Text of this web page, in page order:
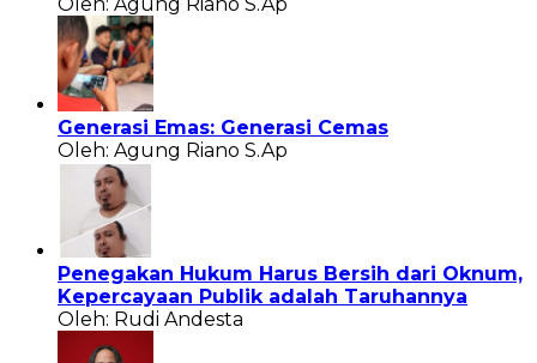
Generasi Emas: Generasi Cemas
Oleh: Agung Riano S.Ap
Penegakan Hukum Harus Bersih dari Oknum,
Kepercayaan Publik adalah Taruhannya
Oleh: Rudi Andesta